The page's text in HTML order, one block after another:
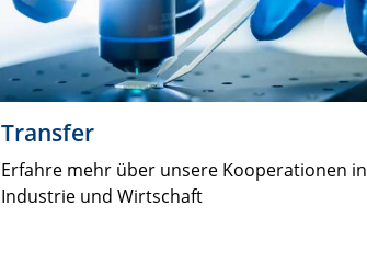
Transfer
Erfahre mehr über unsere Kooperationen in
Industrie und Wirtschaft